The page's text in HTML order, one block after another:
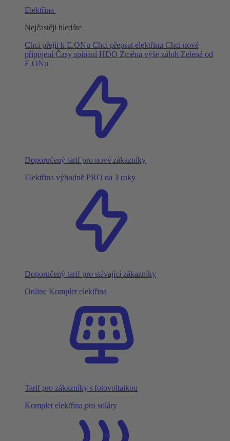
Elektřina
Nejčastěji hledáte
Chci přejít k E.ONu Chci přepsat elektřinu Chci nové
připojení Časy spínání HDO Změna výše záloh Zelená od
E.ONu
Doporučený tarif pro nové zákazníky
Elektřina výhodně PRO na 3 roky
Doporučený tarif pro stávající zákazníky
Online Komplet elektřina
Tarif pro zákazníky s fotovoltaikou
Komplet elektřina pro soláry